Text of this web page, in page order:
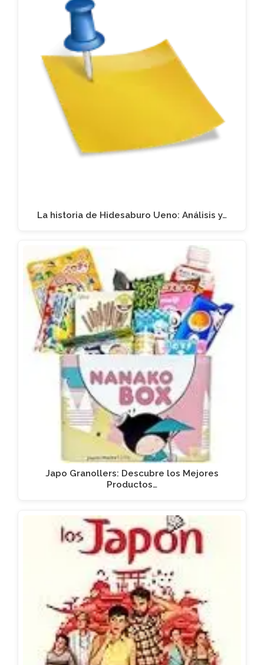
La historia de Hidesaburo Ueno: Análisis y…
Japo Granollers: Descubre los Mejores
Productos…